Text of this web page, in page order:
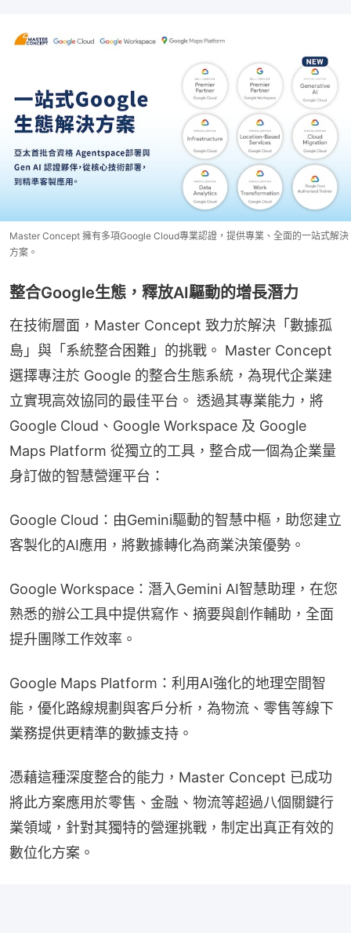
Master Concept 擁有多項Google Cloud專業認證，提供專業、全面的一站式解決
方案。
整合Google生態，釋放AI驅動的增長潛力
在技術層面，Master Concept 致力於解決「數據孤
島」與「系統整合困難」的挑戰。 Master Concept
選擇專注於 Google 的整合生態系統，為現代企業建
立實現高效協同的最佳平台。 透過其專業能力，將
Google Cloud、Google Workspace 及 Google
Maps Platform 從獨立的工具，整合成一個為企業量
身訂做的智慧營運平台：
Google Cloud：由Gemini驅動的智慧中樞，助您建立
客製化的AI應用，將數據轉化為商業決策優勢。
Google Workspace：潛入Gemini AI智慧助理，在您
熟悉的辦公工具中提供寫作、摘要與創作輔助，全面
提升團隊工作效率。
Google Maps Platform：利用AI強化的地理空間智
能，優化路線規劃與客戶分析，為物流、零售等線下
業務提供更精準的數據支持。
憑藉這種深度整合的能力，Master Concept 已成功
將此方案應用於零售、金融、物流等超過八個關鍵行
業領域，針對其獨特的營運挑戰，制定出真正有效的
數位化方案。